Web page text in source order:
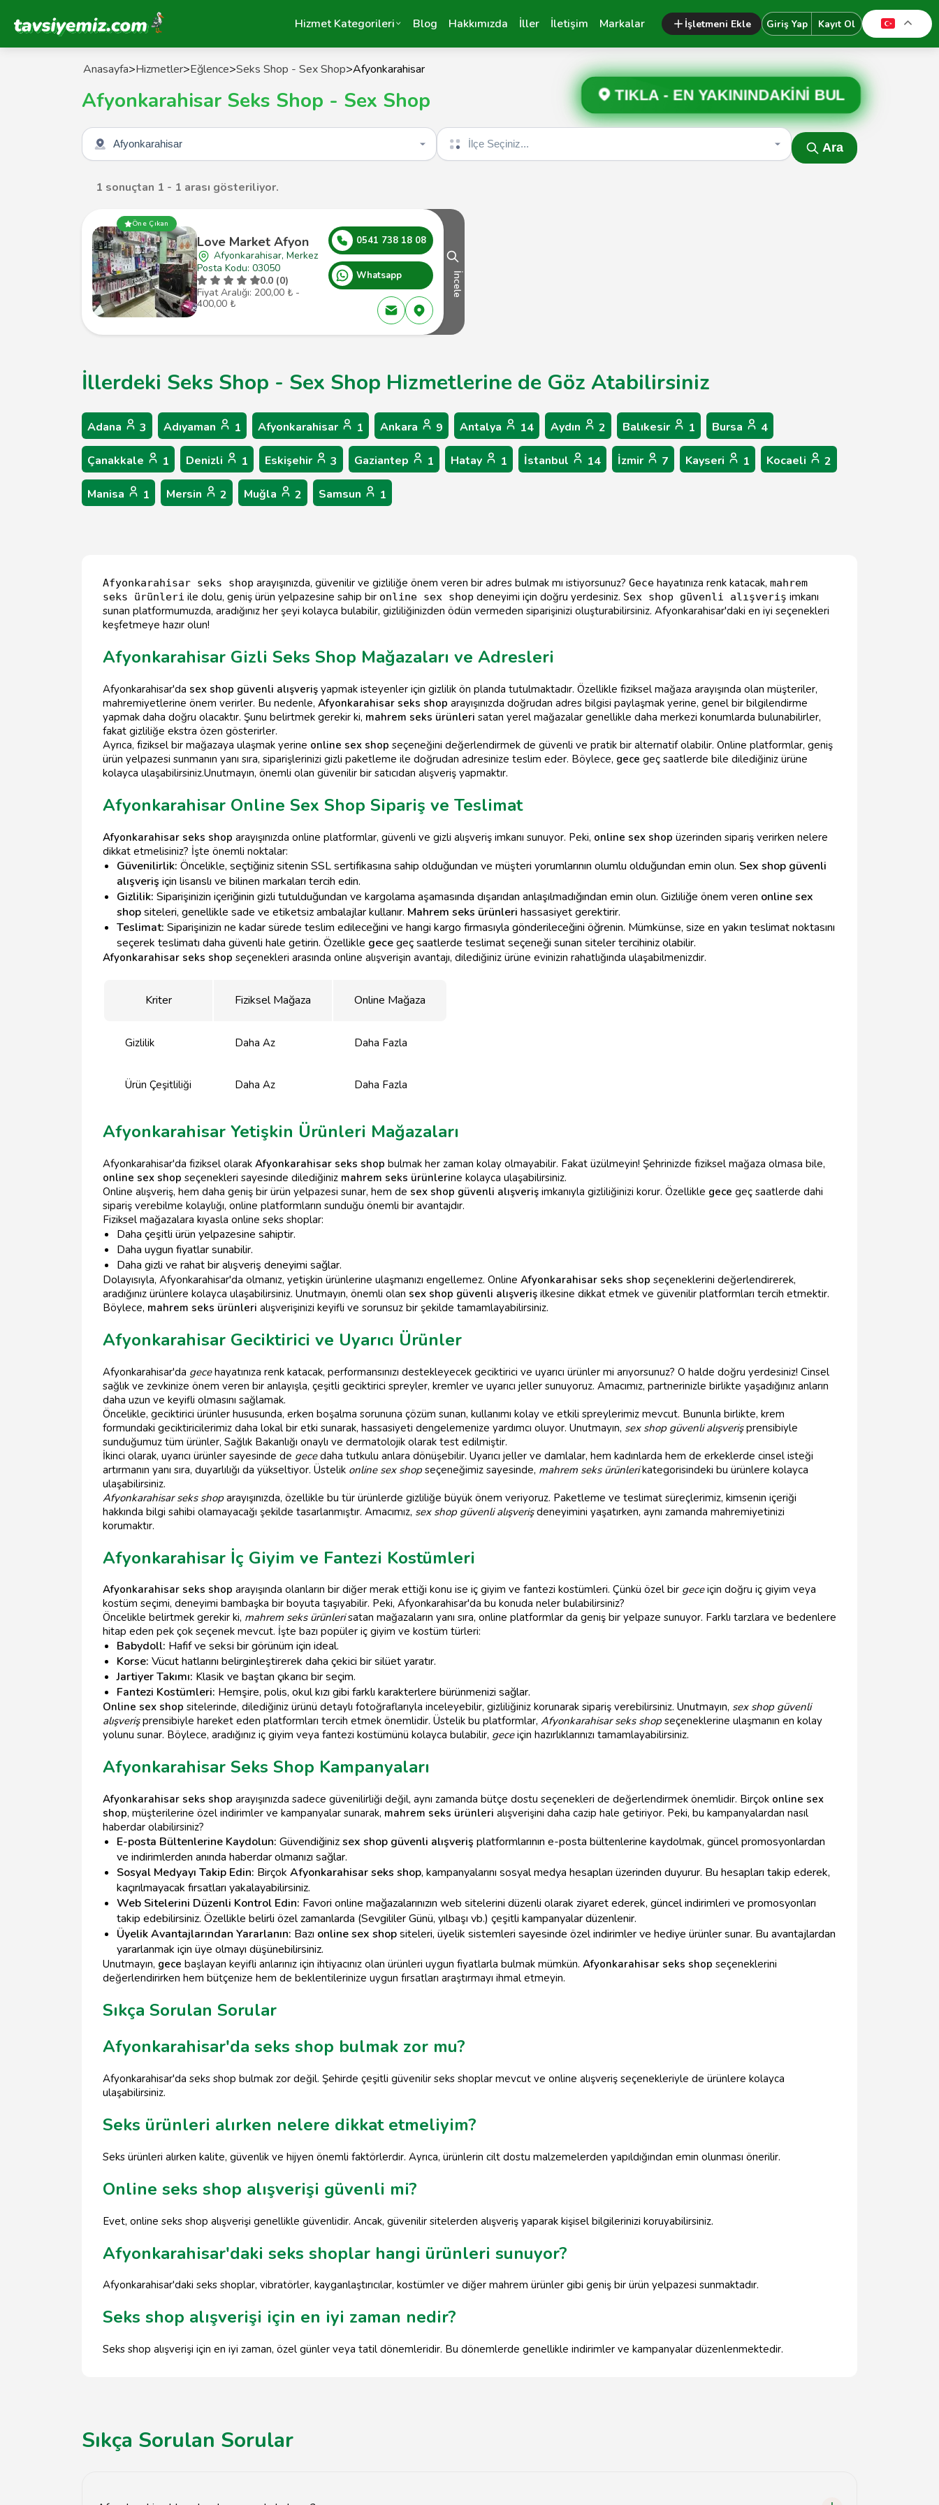
Tavsiyemiz Anasayfa Hizmet Kategorileri Blog Hakkımızda İller İletişim Markalar İşletmeni Ekle Giriş Yap Kayıt Ol
Anasayfa>Hizmetler>Eğlence>Seks Shop - Sex Shop>Afyonkarahisar
Afyonkarahisar Seks Shop - Sex Shop TIKLA -EN YAKININDAKİNİ BUL
Şehir seçin İlçe seçin
Ara
1 sonuçtan 1 - 1 arası gösteriliyor.
Öne Çıkan
Love Market Afyon
Afyonkarahisar, Merkez
Posta Kodu: 03050
0.0 (0)
Fiyat Aralığı: 200,00 ₺ -
400,00 ₺
0541 738 18 08
Whatsapp İncele
İllerdeki Seks Shop - Sex Shop Hizmetlerine de Göz Atabilirsiniz
Adana 3 Adıyaman 1 Afyonkarahisar 1 Ankara 9 Antalya 14 Aydın 2 Balıkesir 1 Bursa 4
Çanakkale 1 Denizli 1 Eskişehir 3 Gaziantep 1 Hatay 1 İstanbul 14 İzmir 7 Kayseri 1 Kocaeli 2
Manisa 1 Mersin 2 Muğla 2 Samsun 1
Afyonkarahisar seks shop arayışınızda, güvenilir ve gizliliğe önem veren bir adres bulmak mı istiyorsunuz? Gece hayatınıza renk katacak, mahrem
seks ürünleri ile dolu, geniş ürün yelpazesine sahip bir online sex shop deneyimi için doğru yerdesiniz. Sex shop güvenli alışveriş imkanı
sunan platformumuzda, aradığınız her şeyi kolayca bulabilir, gizliliğinizden ödün vermeden siparişinizi oluşturabilirsiniz. Afyonkarahisar'daki en iyi seçenekleri
keşfetmeye hazır olun!
Afyonkarahisar Gizli Seks Shop Mağazaları ve Adresleri
Afyonkarahisar'da sex shop güvenli alışveriş yapmak isteyenler için gizlilik ön planda tutulmaktadır. Özellikle fiziksel mağaza arayışında olan müşteriler,
mahremiyetlerine önem verirler. Bu nedenle, Afyonkarahisar seks shop arayışınızda doğrudan adres bilgisi paylaşmak yerine, genel bir bilgilendirme
yapmak daha doğru olacaktır. Şunu belirtmek gerekir ki, mahrem seks ürünleri satan yerel mağazalar genellikle daha merkezi konumlarda bulunabilirler,
fakat gizliliğe ekstra özen gösterirler.
Ayrıca, fiziksel bir mağazaya ulaşmak yerine online sex shop seçeneğini değerlendirmek de güvenli ve pratik bir alternatif olabilir. Online platformlar, geniş
ürün yelpazesi sunmanın yanı sıra, siparişlerinizi gizli paketleme ile doğrudan adresinize teslim eder. Böylece, gece geç saatlerde bile dilediğiniz ürüne
kolayca ulaşabilirsiniz.Unutmayın, önemli olan güvenilir bir satıcıdan alışveriş yapmaktır.
Afyonkarahisar Online Sex Shop Sipariş ve Teslimat
Afyonkarahisar seks shop arayışınızda online platformlar, güvenli ve gizli alışveriş imkanı sunuyor. Peki, online sex shop üzerinden sipariş verirken nelere
dikkat etmelisiniz? İşte önemli noktalar:
Güvenilirlik: Öncelikle, seçtiğiniz sitenin SSL sertifikasına sahip olduğundan ve müşteri yorumlarının olumlu olduğundan emin olun. Sex shop güvenli
alışveriş için lisanslı ve bilinen markaları tercih edin.
Gizlilik: Siparişinizin içeriğinin gizli tutulduğundan ve kargolama aşamasında dışarıdan anlaşılmadığından emin olun. Gizliliğe önem veren online sex
shopsiteleri, genellikle sade ve etiketsiz ambalajlar kullanır. Mahrem seks ürünleri hassasiyet gerektirir.
Teslimat: Siparişinizin ne kadar sürede teslim edileceğini ve hangi kargo firmasıyla gönderileceğini öğrenin. Mümkünse, size en yakın teslimat noktasını
seçerek teslimatı daha güvenli hale getirin. Özellikle gecegeç saatlerde teslimat seçeneği sunan siteler tercihiniz olabilir.
Afyonkarahisar seks shop seçenekleri arasında online alışverişin avantajı, dilediğiniz ürüne evinizin rahatlığında ulaşabilmenizdir.
Kriter Fiziksel Mağaza Online Mağaza
Gizlilik Daha Az Daha Fazla
Ürün Çeşitliliği Daha Az Daha Fazla
Afyonkarahisar Yetişkin Ürünleri Mağazaları
Afyonkarahisar'da fiziksel olarak Afyonkarahisar seks shop bulmak her zaman kolay olmayabilir. Fakat üzülmeyin! Şehrinizde fiziksel mağaza olmasa bile,
online sex shop seçenekleri sayesinde dilediğiniz mahrem seks ürünlerine kolayca ulaşabilirsiniz.
Online alışveriş, hem daha geniş bir ürün yelpazesi sunar, hem de sex shop güvenli alışveriş imkanıyla gizliliğinizi korur. Özellikle gece geç saatlerde dahi
sipariş verebilme kolaylığı, online platformların sunduğu önemli bir avantajdır.
Fiziksel mağazalara kıyasla online seks shoplar:
Daha çeşitli ürün yelpazesine sahiptir.
Daha uygun fiyatlar sunabilir.
Daha gizli ve rahat bir alışveriş deneyimi sağlar.
Dolayısıyla, Afyonkarahisar'da olmanız, yetişkin ürünlerine ulaşmanızı engellemez. Online Afyonkarahisar seks shop seçeneklerini değerlendirerek,
aradığınız ürünlere kolayca ulaşabilirsiniz. Unutmayın, önemli olan sex shop güvenli alışveriş ilkesine dikkat etmek ve güvenilir platformları tercih etmektir.
Böylece, mahrem seks ürünleri alışverişinizi keyifli ve sorunsuz bir şekilde tamamlayabilirsiniz.
Afyonkarahisar Geciktirici ve Uyarıcı Ürünler
Afyonkarahisar'da gecehayatınıza renk katacak, performansınızı destekleyecek geciktirici ve uyarıcı ürünler mi arıyorsunuz? O halde doğru yerdesiniz! Cinsel
sağlık ve zevkinize önem veren bir anlayışla, çeşitli geciktirici spreyler, kremler ve uyarıcı jeller sunuyoruz. Amacımız, partnerinizle birlikte yaşadığınız anların
daha uzun ve keyifli olmasını sağlamak.
Öncelikle, geciktirici ürünler hususunda, erken boşalma sorununa çözüm sunan, kullanımı kolay ve etkili spreylerimiz mevcut. Bununla birlikte, krem
formundaki geciktiricilerimiz daha lokal bir etki sunarak, hassasiyeti dengelemenize yardımcı oluyor. Unutmayın, sex shop güvenli alışverişprensibiyle
sunduğumuz tüm ürünler, Sağlık Bakanlığı onaylı ve dermatolojik olarak test edilmiştir.
İkinci olarak, uyarıcı ürünler sayesinde de gecedaha tutkulu anlara dönüşebilir. Uyarıcı jeller ve damlalar, hem kadınlarda hem de erkeklerde cinsel isteği
artırmanın yanı sıra, duyarlılığı da yükseltiyor. Üstelik online sex shopseçeneğimiz sayesinde, mahrem seks ürünlerikategorisindeki bu ürünlere kolayca
ulaşabilirsiniz.
Afyonkarahisar seks shoparayışınızda, özellikle bu tür ürünlerde gizliliğe büyük önem veriyoruz. Paketleme ve teslimat süreçlerimiz, kimsenin içeriği
hakkında bilgi sahibi olamayacağı şekilde tasarlanmıştır. Amacımız, sex shop güvenli alışverişdeneyimini yaşatırken, aynı zamanda mahremiyetinizi
korumaktır.
Afyonkarahisar İç Giyim ve Fantezi Kostümleri
Afyonkarahisar seks shop arayışında olanların bir diğer merak ettiği konu ise iç giyim ve fantezi kostümleri. Çünkü özel bir geceiçin doğru iç giyim veya
kostüm seçimi, deneyimi bambaşka bir boyuta taşıyabilir. Peki, Afyonkarahisar'da bu konuda neler bulabilirsiniz?
Öncelikle belirtmek gerekir ki, mahrem seks ürünlerisatan mağazaların yanı sıra, online platformlar da geniş bir yelpaze sunuyor. Farklı tarzlara ve bedenlere
hitap eden pek çok seçenek mevcut. İşte bazı popüler iç giyim ve kostüm türleri:
Babydoll: Hafif ve seksi bir görünüm için ideal.
Korse: Vücut hatlarını belirginleştirerek daha çekici bir silüet yaratır.
Jartiyer Takımı: Klasik ve baştan çıkarıcı bir seçim.
Fantezi Kostümleri: Hemşire, polis, okul kızı gibi farklı karakterlere bürünmenizi sağlar.
Online sex shop sitelerinde, dilediğiniz ürünü detaylı fotoğraflarıyla inceleyebilir, gizliliğiniz korunarak sipariş verebilirsiniz. Unutmayın, sex shop güvenli
alışverişprensibiyle hareket eden platformları tercih etmek önemlidir. Üstelik bu platformlar, Afyonkarahisar seks shopseçeneklerine ulaşmanın en kolay
yolunu sunar. Böylece, aradığınız iç giyim veya fantezi kostümünü kolayca bulabilir, geceiçin hazırlıklarınızı tamamlayabilirsiniz.
Afyonkarahisar Seks Shop Kampanyaları
Afyonkarahisar seks shop arayışınızda sadece güvenilirliği değil, aynı zamanda bütçe dostu seçenekleri de değerlendirmek önemlidir. Birçok online sex
shop, müşterilerine özel indirimler ve kampanyalar sunarak, mahrem seks ürünleri alışverişini daha cazip hale getiriyor. Peki, bu kampanyalardan nasıl
haberdar olabilirsiniz?
E-posta Bültenlerine Kaydolun: Güvendiğinizsex shop güvenli alışveriş platformlarının e-posta bültenlerine kaydolmak, güncel promosyonlardan
ve indirimlerden anında haberdar olmanızı sağlar.
Sosyal Medyayı Takip Edin: Birçok Afyonkarahisar seks shop, kampanyalarını sosyal medya hesapları üzerinden duyurur. Bu hesapları takip ederek,
kaçırılmayacak fırsatları yakalayabilirsiniz.
Web Sitelerini Düzenli Kontrol Edin: Favori online mağazalarınızın web sitelerini düzenli olarak ziyaret ederek, güncel indirimleri ve promosyonları
takip edebilirsiniz. Özellikle belirli özel zamanlarda (Sevgililer Günü, yılbaşı vb.) çeşitli kampanyalar düzenlenir.
Üyelik Avantajlarından Yararlanın: Bazı online sex shopsiteleri, üyelik sistemleri sayesinde özel indirimler ve hediye ürünler sunar. Bu avantajlardan
yararlanmak için üye olmayı düşünebilirsiniz.
Unutmayın, gece başlayan keyifli anlarınız için ihtiyacınız olan ürünleri uygun fiyatlarla bulmak mümkün. Afyonkarahisar seks shop seçeneklerini
değerlendirirken hem bütçenize hem de beklentilerinize uygun fırsatları araştırmayı ihmal etmeyin.
Sıkça Sorulan Sorular
Afyonkarahisar'da seks shop bulmak zor mu?
Afyonkarahisar'da seks shop bulmak zor değil. Şehirde çeşitli güvenilir seks shoplar mevcut ve online alışveriş seçenekleriyle de ürünlere kolayca
ulaşabilirsiniz.
Seks ürünleri alırken nelere dikkat etmeliyim?
Seks ürünleri alırken kalite, güvenlik ve hijyen önemli faktörlerdir. Ayrıca, ürünlerin cilt dostu malzemelerden yapıldığından emin olunması önerilir.
Online seks shop alışverişi güvenli mi?
Evet, online seks shop alışverişi genellikle güvenlidir. Ancak, güvenilir sitelerden alışveriş yaparak kişisel bilgilerinizi koruyabilirsiniz.
Afyonkarahisar'daki seks shoplar hangi ürünleri sunuyor?
Afyonkarahisar'daki seks shoplar, vibratörler, kayganlaştırıcılar, kostümler ve diğer mahrem ürünler gibi geniş bir ürün yelpazesi sunmaktadır.
Seks shop alışverişi için en iyi zaman nedir?
Seks shop alışverişi için en iyi zaman, özel günler veya tatil dönemleridir. Bu dönemlerde genellikle indirimler ve kampanyalar düzenlenmektedir.
Sıkça Sorulan Sorular